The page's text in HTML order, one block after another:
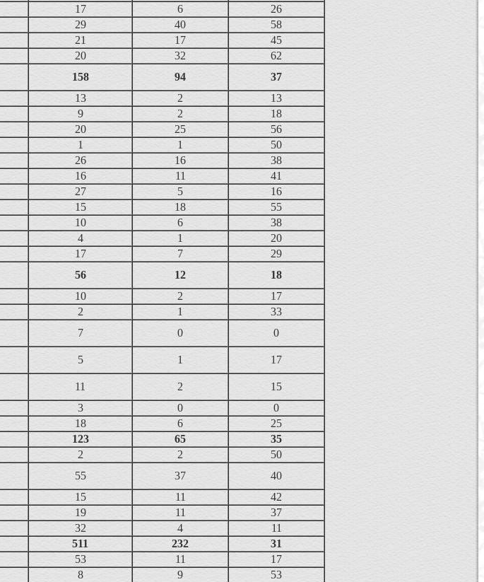
17 6
26
29 40
58
21 17
45
20 32
62
158 94
37
13 2
13
9 2
18
20 25
56
1 1
50
26 16
38
16 11
41
27 5
16
15 18
55
10 6
38
4 1
20
17 7
29
56 12
18
10 2
17
2 1
33
7 0 0
5 1 17
11 2
15
3 0
0
18 6
25
123 65
35
2 2
50
55 37
40
15 11
42
19 11
37
32 4
11
511 232
31
53 11
17
8 9
53